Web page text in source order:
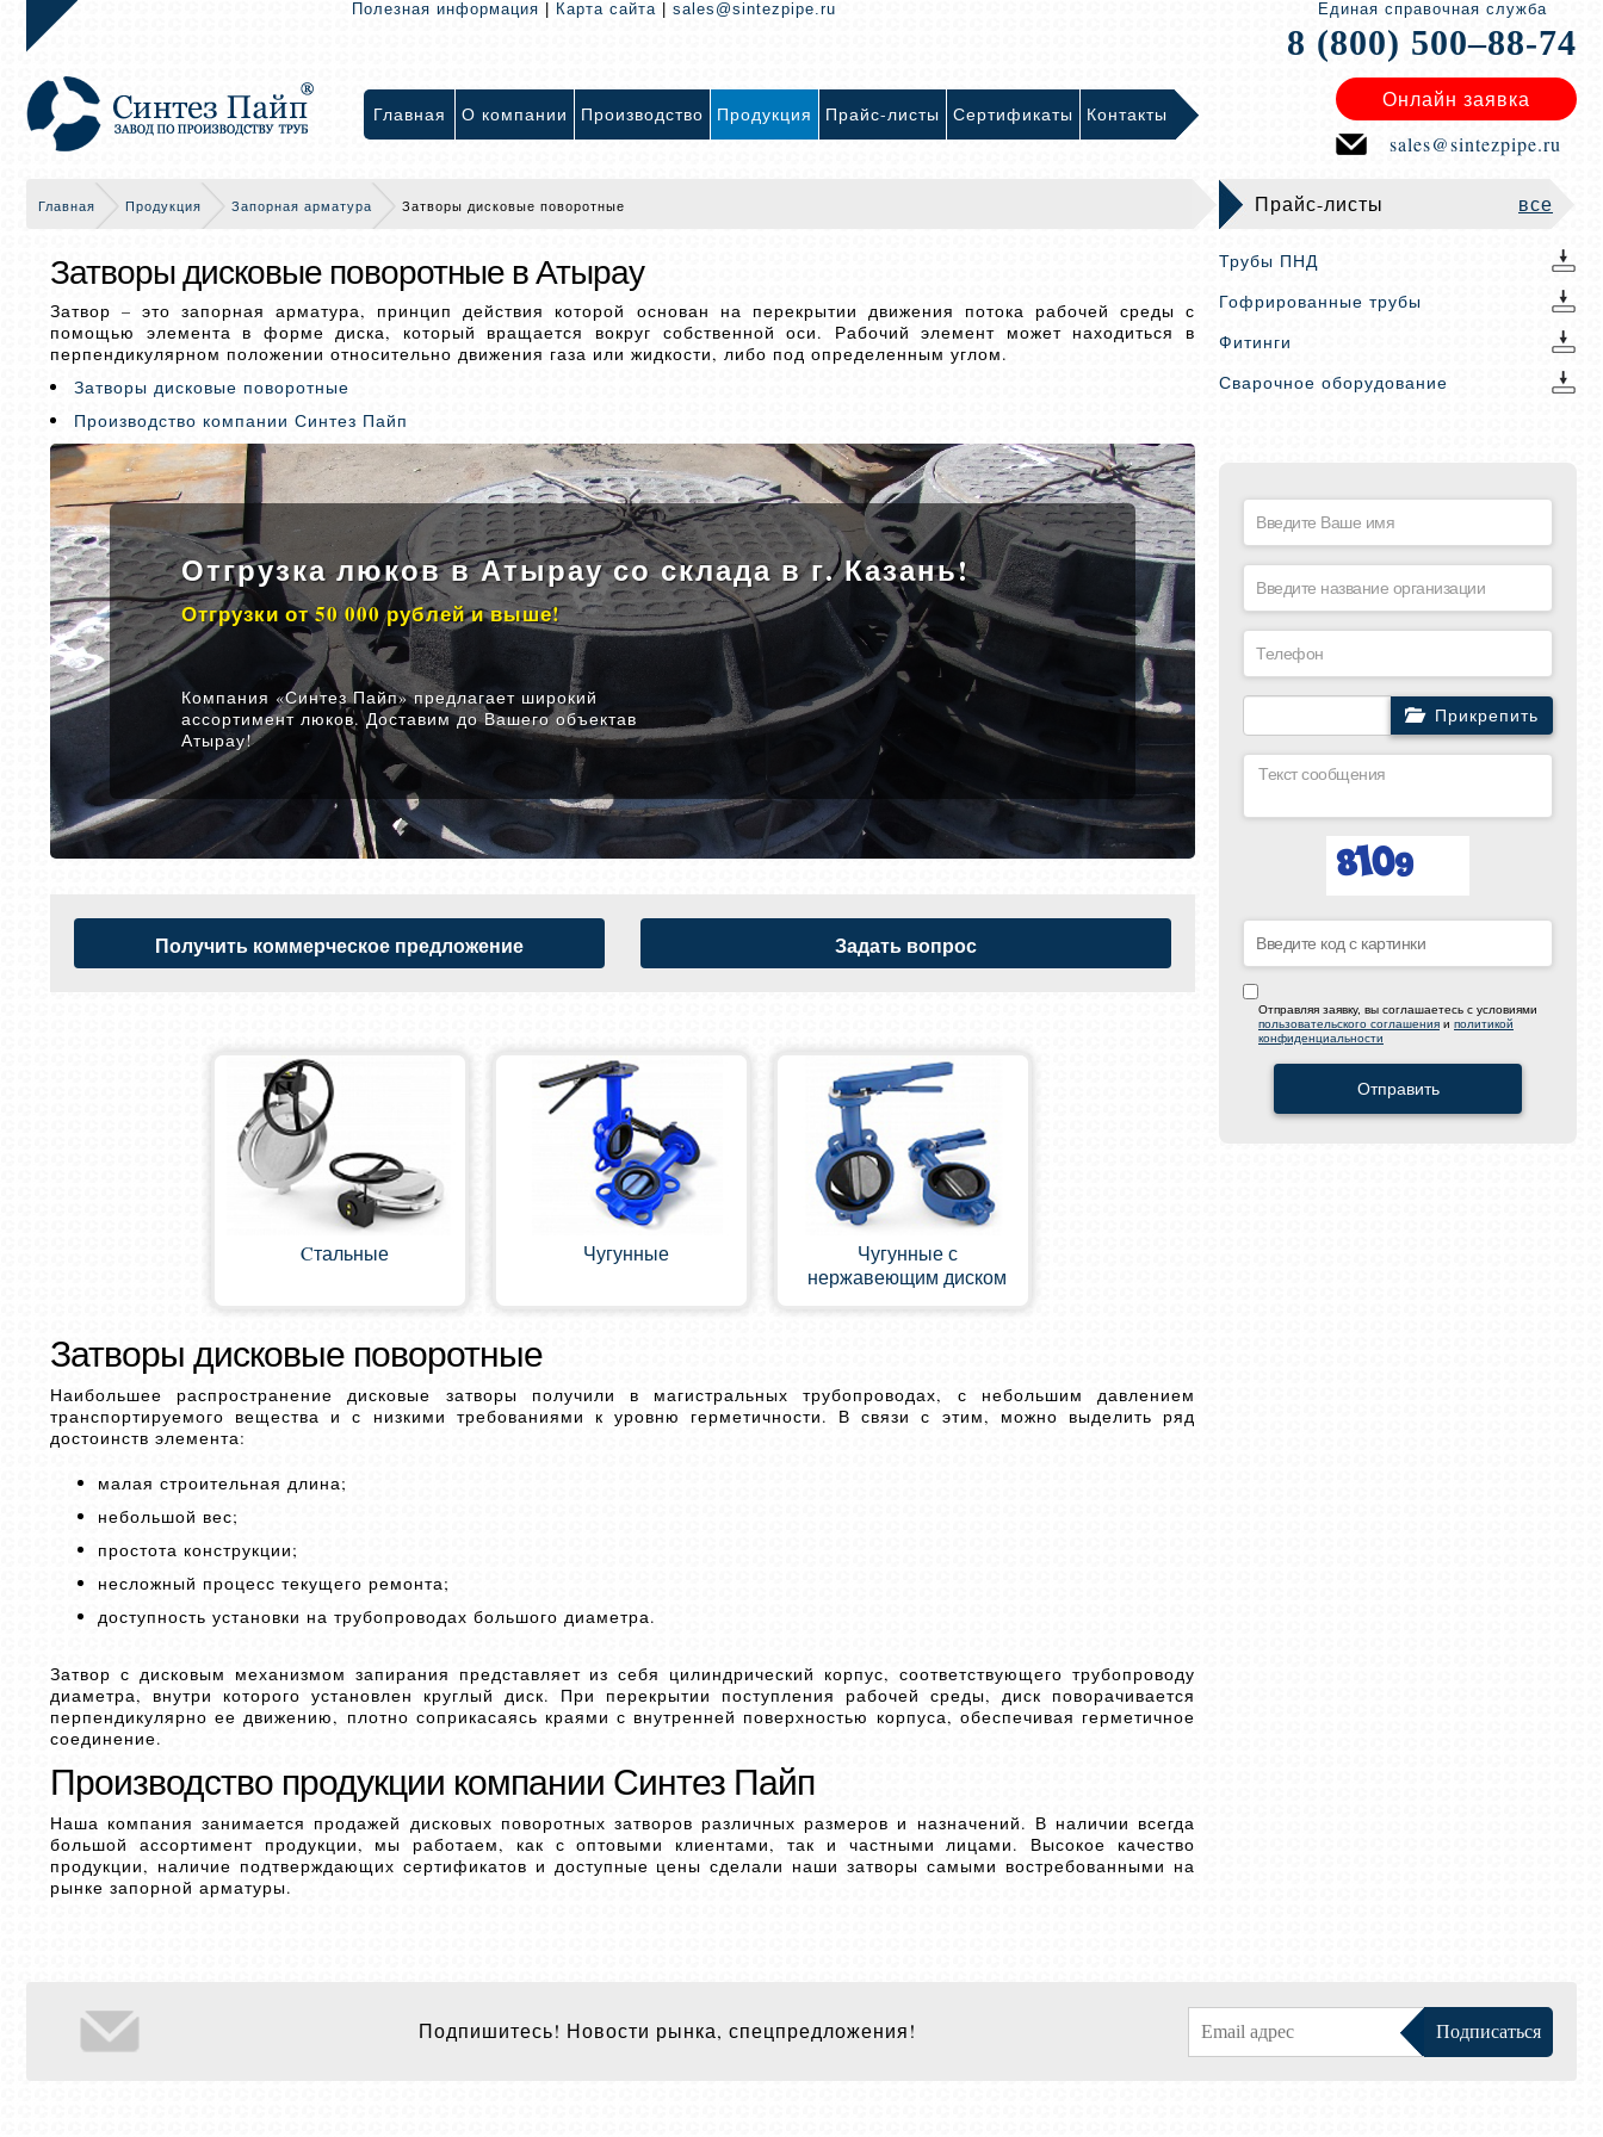
Полезная информация Карта сайта sales@sintezpipe.ru Единая справочная служба
8 (800) 500–88-74
Главная О компании Производство Продукция Прайс-листы Сертификаты Контакты
Онлайн заявка
sales@sintezpipe.ru
Главная Продукция Запорная арматура Затворы дисковые поворотные
Затворы дисковые поворотные в Атырау
Затвор – это запорная арматура, принцип действия которой основан на перекрытии движения потока рабочей среды с
помощью элемента в форме диска, который вращается вокруг собственной оси. Рабочий элемент может находиться в
перпендикулярном положении относительно движения газа или жидкости, либо под определенным углом.
Затворы дисковые поворотные
Производство компании Синтез Пайп
Отгрузка люков в Атырау со склада в г. Казань!
Отгрузки от 50 000 рублей и выше!
Компания «Синтез Пайп» предлагает широкий
ассортимент люков. Доставим до Вашего объектав
Атырау!
Получить коммерческое предложение Задать вопрос
Cтальные Чугунные
Чугунные с
нержавеющим диском
Затворы дисковые поворотные
Наибольшее распространение дисковые затворы получили в магистральных трубопроводах, с небольшим давлением
транспортируемого вещества и с низкими требованиями к уровню герметичности. В связи с этим, можно выделить ряд
достоинств элемента:
малая строительная длина;
небольшой вес;
простота конструкции;
несложный процесс текущего ремонта;
доступность установки на трубопроводах большого диаметра.
Затвор с дисковым механизмом запирания представляет из себя цилиндрический корпус, соответствующего трубопроводу
диаметра, внутри которого установлен круглый диск. При перекрытии поступления рабочей среды, диск поворачивается
перпендикулярно ее движению, плотно соприкасаясь краями с внутренней поверхностью корпуса, обеспечивая герметичное
соединение.
Производство продукции компании Синтез Пайп
Наша компания занимается продажей дисковых поворотных затворов различных размеров и назначений. В наличии всегда
большой ассортимент продукции, мы работаем, как с оптовыми клиентами, так и частными лицами. Высокое качество
продукции, наличие подтверждающих сертификатов и доступные цены сделали наши затворы самыми востребованными на
рынке запорной арматуры.
Прайс-листы все
Трубы ПНД
Гофрированные трубы
Фитинги
Сварочное оборудование
Прикрепить
Отправляя заявку, вы соглашаетесь с условиями
пользовательского соглашения и политикой
конфиденциальности
Отправить
Подпишитесь! Новости рынка, спецпредложения!